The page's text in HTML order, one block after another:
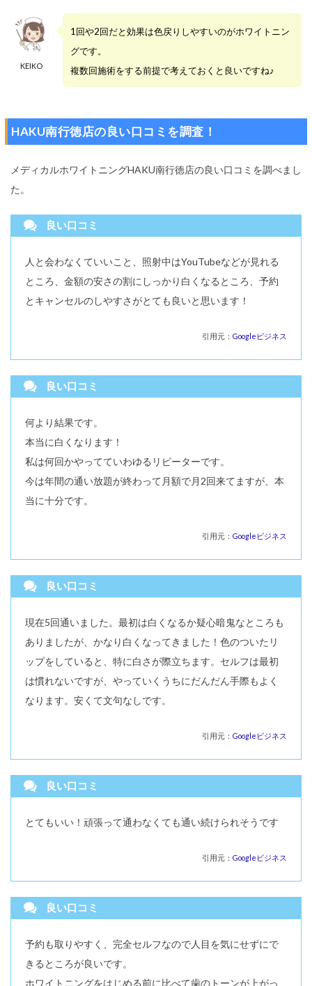
KEIKO
1回や2回だと効果は色戻りしやすいのがホワイトニン
グです。
複数回施術をする前提で考えておくと良いですね♪
HAKU南行徳店の良い口コミを調査！
メディカルホワイトニングHAKU南行徳店の良い口コミを調べまし
た。
良い口コミ
人と会わなくていいこと、照射中はYouTubeなどが見れる
ところ、金額の安さの割にしっかり白くなるところ、予約
とキャンセルのしやすさがとても良いと思います！
引用元： Googleビジネス
良い口コミ
何より結果です。
本当に白くなります！
私は何回かやってていわゆるリピーターです。
今は年間の通い放題が終わって月額で月2回来てますが、本
当に十分です。
引用元： Googleビジネス
良い口コミ
現在5回通いました。最初は白くなるか疑心暗鬼なところも
ありましたが、かなり白くなってきました！色のついたリ
ップをしていると、特に白さが際立ちます。セルフは最初
は慣れないですが、やっていくうちにだんだん手際もよく
なります。安くて文句なしです。
引用元： Googleビジネス
良い口コミ
とてもいい！頑張って通わなくても通い続けられそうです
引用元： Googleビジネス
良い口コミ
予約も取りやすく、完全セルフなので人目を気にせずにで
きるところが良いです。
ホワイトニングをはじめる前に比べて歯のトーンが上がっ